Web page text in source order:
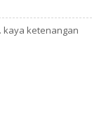
kaya ketenangan